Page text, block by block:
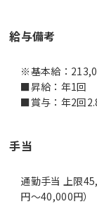
給与備考
※基本給：
■昇給：年1回
■賞与：年2回
手当
通勤手当 上限
円～40,000円）